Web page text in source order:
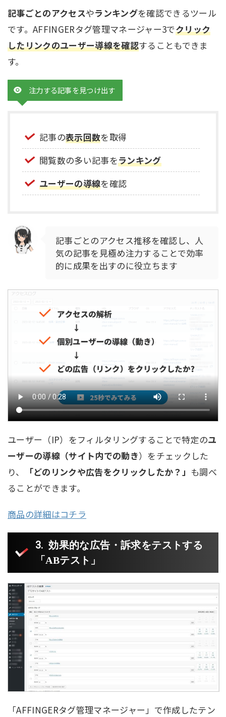
記事ごとのアクセスやランキングを確認できるツール
です。AFFINGERタグ管理マネージャー3でクリック
したリンクのユーザー導線を確認することもできま
す。
注力する記事を見つけ出す
記事の表示回数を取得
閲覧数の多い記事をランキング
ユーザーの導線を確認
記事ごとのアクセス推移を確認し、人
気の記事を見極め注力することで効率
的に成果を出すのに役立ちます
ユーザー（IP）をフィルタリングすることで特定のユ
ーザーの導線（サイト内での動き）をチェックした
り、
「どのリンクや広告をクリックしたか？」 も調べ
ることができます。
商品の詳細はコチラ
効果的な広告・訴求をテストする
「ABテスト」
「AFFINGERタグ管理マネージャー」で作成したテン